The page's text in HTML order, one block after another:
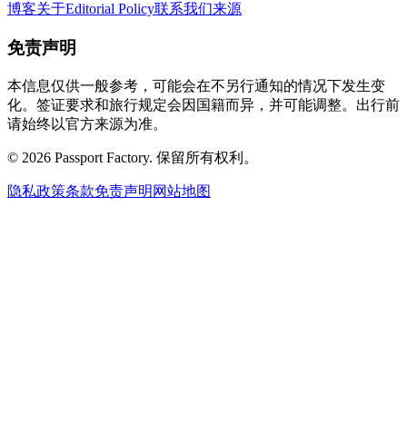
博客关于Editorial Policy联系我们来源
免责声明
本信息仅供一般参考，可能会在不另行通知的情况下发生变
化。签证要求和旅行规定会因国籍而异，并可能调整。出行前
请始终以官方来源为准。
© 2026 Passport Factory. 保留所有权利。
隐私政策条款免责声明 网站地图